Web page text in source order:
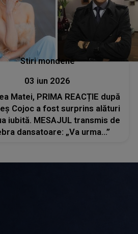
Stiri mondene
03 iun 2026
Matei, PRIMA REACȚIE după
Cojoc a fost surprins alături
iubită. MESAJUL transmis de
dansatoare: „Va urma...”